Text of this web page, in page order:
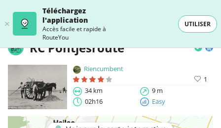
Téléchargez
l'application
Accès facile et rapide à
RouteYou
UTILISER
RC Pontjesroute
Riencumbent
1
34 km
9 m
02h16
Easy